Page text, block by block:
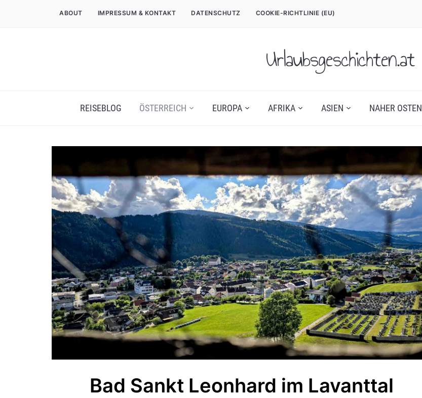
ABOUT IMPRESSUM & KONTAKT DATENSCHUTZ COOKIE-RICHTLINIE (EU)
Urlaubsgeschichten.at
REISEBLOG ÖSTERREICH EUROPA AFRIKA ASIEN NAHER OSTEN
Bad Sankt Leonhard im Lavanttal